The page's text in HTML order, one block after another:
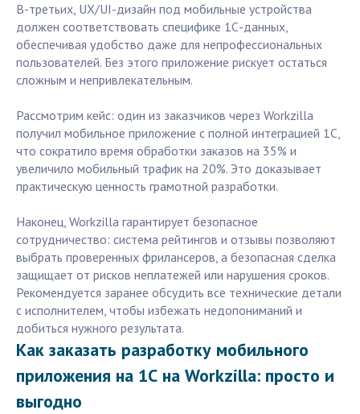
В-третьих, UX/UI-дизайн под мобильные устройства
должен соответствовать специфике 1С-данных,
обеспечивая удобство даже для непрофессиональных
пользователей. Без этого приложение рискует остаться
сложным и непривлекательным.
Рассмотрим кейс: один из заказчиков через Workzilla
получил мобильное приложение с полной интеграцией 1С,
что сократило время обработки заказов на 35% и
увеличило мобильный трафик на 20%. Это доказывает
практическую ценность грамотной разработки.
Наконец, Workzilla гарантирует безопасное
сотрудничество: система рейтингов и отзывы позволяют
выбрать проверенных фрилансеров, а безопасная сделка
защищает от рисков неплатежей или нарушения сроков.
Рекомендуется заранее обсудить все технические детали
с исполнителем, чтобы избежать недопониманий и
добиться нужного результата.
Как заказать разработку мобильного
приложения на 1С на Workzilla: просто и
выгодно